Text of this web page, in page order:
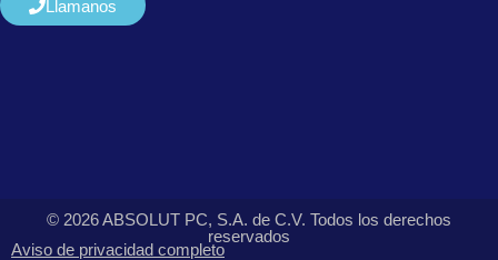
Llamanos
© 2026 ABSOLUT PC, S.A. de C.V. Todos los derechos
reservados
Aviso de privacidad completo